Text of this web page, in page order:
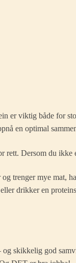
er viktig både for
en optimal
Dersom du
trenger mye mat,
drikker en
skikkelig god